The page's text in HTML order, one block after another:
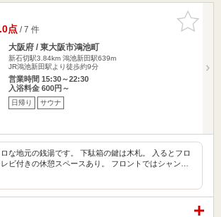
お気に入
りに追加
点/ 7 件
大阪府 / 東大阪市鴻池町
新石切駅3.84km 鴻池新田駅639m
JR鴻池新田駅より徒歩約9分
営業時間 15:30～22:30
入浴料金 600円～
日帰り サウナ
な地元の銭湯です。 下駄箱の鍵は木札。 入るとフロ
ビ付きの休憩スペースあり。 フロントではシャン…